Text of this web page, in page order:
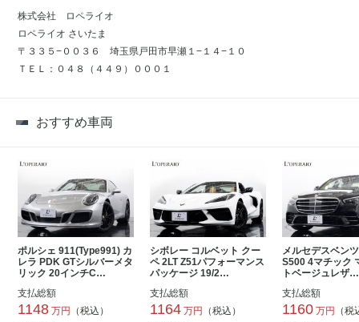
株式会社 ロペライオ
ロペライオ さいたま
〒３３５−００３６ 埼玉県戸田市早瀬１−１４−１０
ＴＥＬ：０４８（４４９）０００１
おすすめ車両
ポルシェ 911(Type991) カ
レラ PDK GTシルバーメタ
リック 20インチC…
支払総額
1148 万円
（税込）
シボレー コルベット クー
ペ 2LT Z51パフォーマンス
パッケージ 19/2…
支払総額
1164 万円
（税込）
メルセデスベン
S500 4マチック
トベージュレザ…
支払総額
1160 万円
（